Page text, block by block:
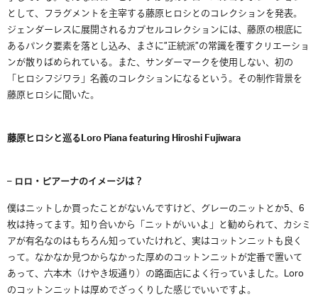
として、フラグメントを主宰する藤原ヒロシとのコレクションを発表。
ジェンダーレスに展開されるカプセルコレクションには、藤原の根底に
あるパンク要素を落とし込み、まさに”正統派”の常識を覆すクリエーショ
ンが散りばめられている。また、サンダーマークを使用しない、初の
「ヒロシフジワラ」名義のコレクションになるという。その制作背景を
藤原ヒロシに聞いた。
藤原ヒロシと巡るLoro Piana featuring Hiroshi Fujiwara
– ロロ・ピアーナのイメージは？
僕はニットしか買ったことがないんですけど、グレーのニットとか5、6
枚は持ってます。知り合いから「ニットがいいよ」と勧められて、カシミ
アが有名なのはもちろん知っていたけれど、実はコットンニットも良く
って。なかなか見つからなかった厚めのコットンニットが定番で置いて
あって、六本木（けやき坂通り）の路面店によく行っていました。Loro
のコットンニットは厚めでざっくりした感じでいいですよ。